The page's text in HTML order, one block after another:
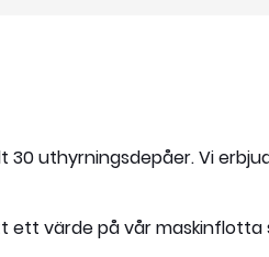
30 uthyrningsdepåer. Vi
värde på vår maskinflotta